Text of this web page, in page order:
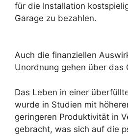
für die Installation
Garage zu bezahlen.
Auch die finanziellen
Unordnung gehen über das
Das Leben in einer
wurde in Studien mit
geringeren Produktivität in
gebracht, was sich auf die